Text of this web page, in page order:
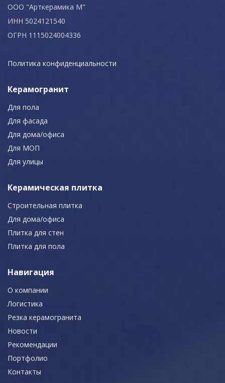
ООО "Арткерамика М"
ИНН 5024121540
ОГРН 1115024004336
Политика конфиденциальности
Керамогранит
Для пола
Для фасада
Для дома/офиса
Для МОП
Для улицы
Керамическая плитка
Строительная плитка
Для дома/офиса
Плитка для стен
Плитка для пола
Навигация
О компании
Логистика
Резка керамогранита
Новости
Рекомендации
Портфолио
Контакты